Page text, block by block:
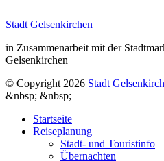
Stadt Gelsenkirchen
in Zusammenarbeit mit der
Gelsenkirchen
© Copyright 2026 Stadt
&nbsp; &nbsp;
Startseite
Reiseplanung
Stadt- und Touristinfo
Übernachten